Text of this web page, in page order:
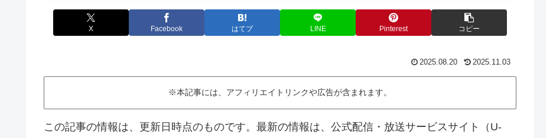
X Facebook はてブ LINE Pinterest コピー
2025.08.20 2025.11.03
※本記事には、アフィリエイトリンクや広告が含まれます。
この記事の情報は、更新日時点のものです。最新の情報は、公式配信・放送サービスサイト（U-